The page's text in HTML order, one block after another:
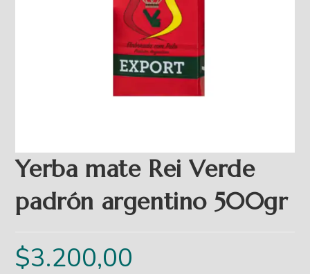
Yerba mate Rei Verde
padrón argentino 500gr
$3.200,00